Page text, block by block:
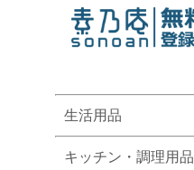
生活用品
キッチン・調理用品